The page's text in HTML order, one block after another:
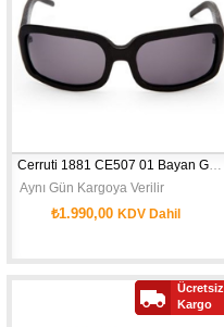
Cerruti 1881 CE507 01 Bayan Güneş Gözlüğü
Aynı Gün Kargoya Verilir
₺1.990,00 KDV Dahil
Ücretsiz
Kargo